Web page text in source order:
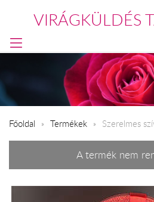
VIRÁGKÜLDÉS
Főoldal Termékek Szerelmes
A termék nem